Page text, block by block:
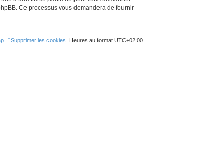
Ce processus vous demandera de fournir
Heures au format UTC+02:00
Supprimer les cookies